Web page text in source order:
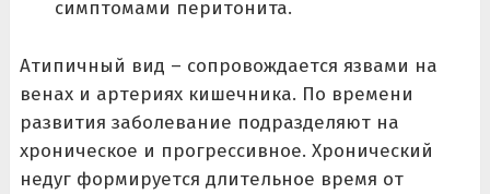
симптомами перитонита.
Атипичный вид – сопровождается язвами на
венах и артериях кишечника. По времени
развития заболевание подразделяют на
хроническое и прогрессивное. Хронический
недуг формируется длительное время от